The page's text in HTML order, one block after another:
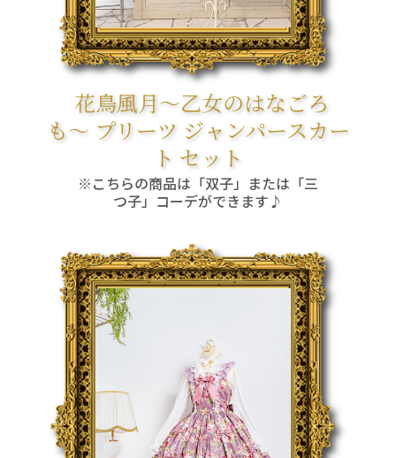
花鳥風月〜乙女のはなごろ
も〜 プリーツ ジャンパースカー
ト セット
※こちらの商品は「双子」または「三
つ子」コーデができます♪